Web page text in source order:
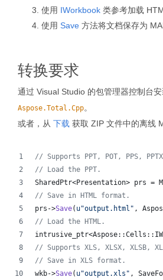
使用 IWorkbook 类参考加载
使用 Save 方法将文档保存为
转换要求
通过 Visual Studio 的包管理器控制台安
Aspose.Total.Cpp。
或者，从 下载 获取 ZIP 文件中的离线
// Supports PPT, POT, PPS,
// Load the PPT.
SharedPtr<Presentation> prs =
// Save in HTML format.
prs->Save( u"output.html " ,
// Load the HTML.
// Supports XLS, XLSX, XLSB,
// Save in XLS format.
wkb->Save( u"output.xls " ,